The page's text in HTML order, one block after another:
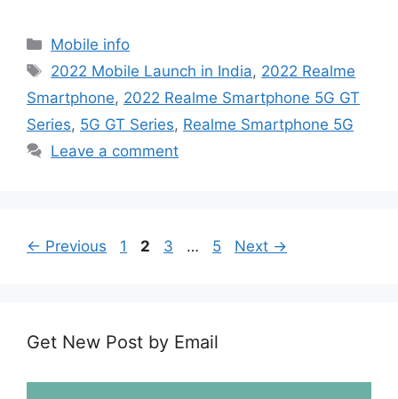
c
e
b
o
o
st
o
d
o
n
l
e
Mobile info
2022 Mobile Launch in India, 2022 Realme
Smartphone, 2022 Realme Smartphone 5G GT
Series, 5G GT Series, Realme Smartphone 5G
Leave a comment
← Previous 1 2 3 … 5 Next →
Get New Post by Email